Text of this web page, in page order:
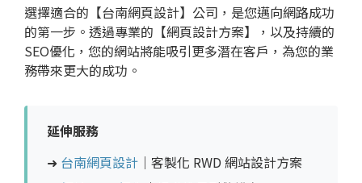
選擇適合的【台南網頁設計】公司，是您邁向網路成功
的第一步。透過專業的【網頁設計方案】，以及持續的
SEO優化，您的網站將能吸引更多潛在客戶，為您的業
務帶來更大的成功。
延伸服務
➜ 台南網頁設計 ｜客製化 RWD 網站設計方案